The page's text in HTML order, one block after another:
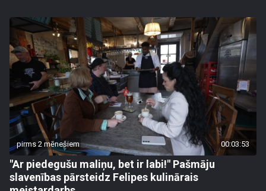
pirms 2 mēnešiem 00:03:53
"Ar piedegušu maliņu, bet ir labi!" Pašmāju
slavenības pārsteidz Felipes kulinārais